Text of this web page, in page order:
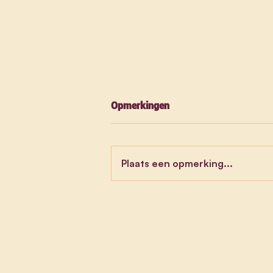
Opmerkingen
Plaats een opmerking...